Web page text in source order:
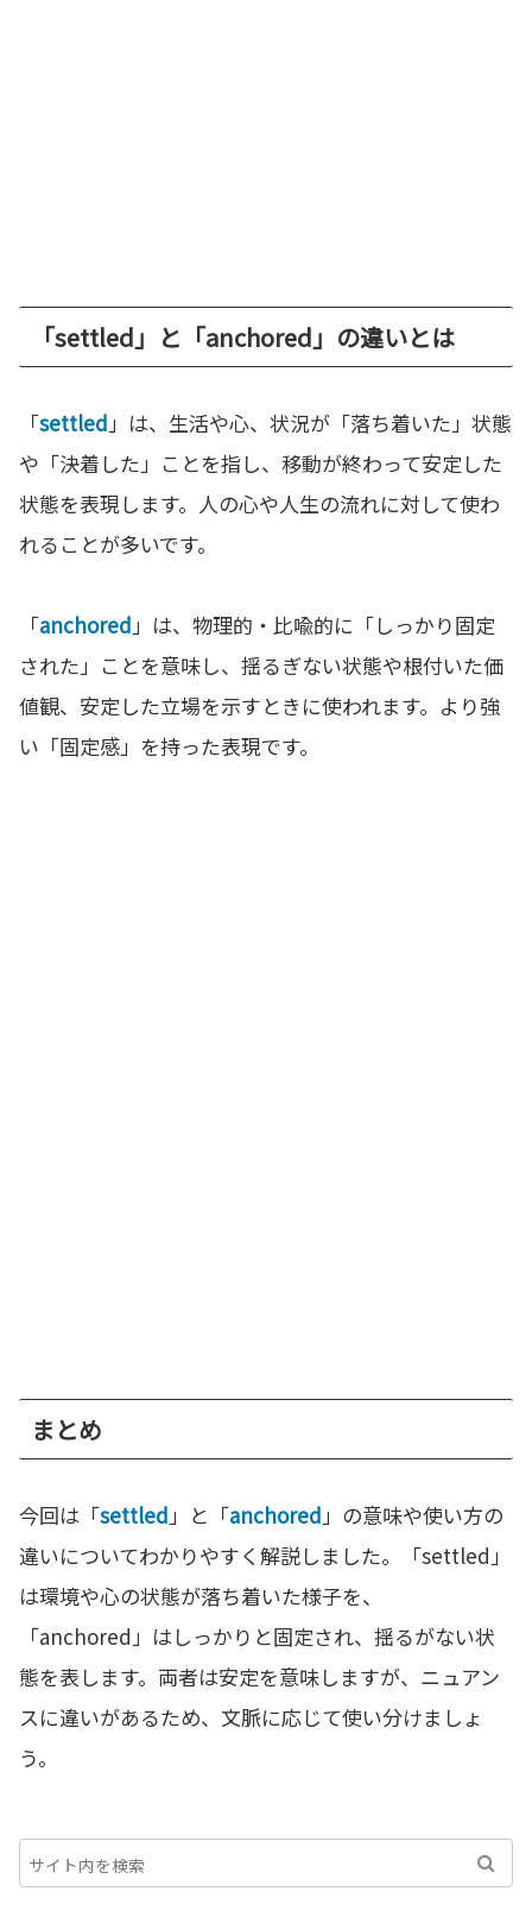
「settled」と「anchored」の違いとは
「settled」は、生活や心、状況が「落ち着いた」状態
や「決着した」ことを指し、移動が終わって安定した
状態を表現します。人の心や人生の流れに対して使わ
れることが多いです。
「anchored」は、物理的・比喩的に「しっかり固定
された」ことを意味し、揺るぎない状態や根付いた価
値観、安定した立場を示すときに使われます。より強
い「固定感」を持った表現です。
まとめ
今回は「settled」と「anchored」の意味や使い方の
違いについてわかりやすく解説しました。「settled」
は環境や心の状態が落ち着いた様子を、
「anchored」はしっかりと固定され、揺るがない状
態を表します。両者は安定を意味しますが、ニュアン
スに違いがあるため、文脈に応じて使い分けましょ
う。